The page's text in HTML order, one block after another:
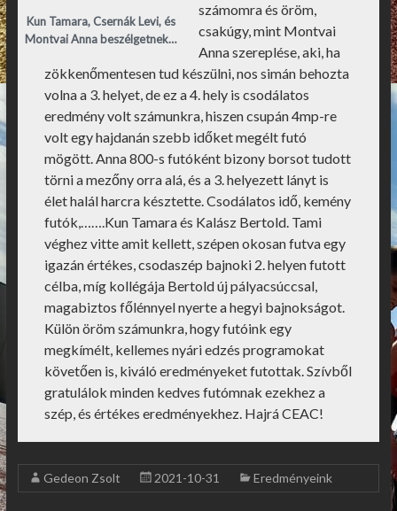
Kun Tamara, Csernák Levi, és
Montvai Anna beszélgetnek…
számomra és öröm,
csakúgy, mint Montvai
Anna szereplése, aki, ha
zökkenőmentesen tud készülni, nos simán behozta
volna a 3. helyet, de ez a 4. hely is csodálatos
eredmény volt számunkra, hiszen csupán 4mp-re
volt egy hajdanán szebb időket megélt futó
mögött. Anna 800-s futóként bizony borsot tudott
törni a mezőny orra alá, és a 3. helyezett lányt is
élet halál harcra késztette. Csodálatos idő, kemény
futók,…….Kun Tamara és Kalász Bertold. Tami
véghez vitte amit kellett, szépen okosan futva egy
igazán értékes, csodaszép bajnoki 2. helyen futott
célba, míg kollégája Bertold új pályacsúccsal,
magabiztos főlénnyel nyerte a hegyi bajnokságot.
Külön öröm számunkra, hogy futóink egy
megkímélt, kellemes nyári edzés programokat
követően is, kiváló eredményeket futottak. Szívből
gratulálok minden kedves futómnak ezekhez a
szép, és értékes eredményekhez. Hajrá CEAC!
Gedeon Zsolt 2021-10-31 Eredményeink